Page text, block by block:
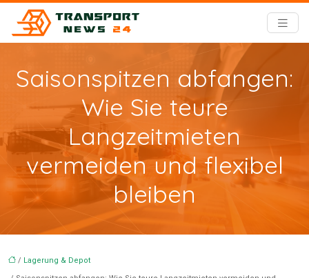
Saisonspitzen abfangen:
Wie Sie teure
Langzeitmieten
vermeiden und flexibel
bleiben
/ Lagerung & Depot